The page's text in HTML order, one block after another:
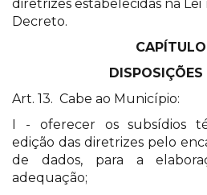
diretrizes estabelecidas na Lei
Decreto.
DISPOSIÇÕES
Art. 13. Cabe ao Município:
I - oferecer os subsídios
edição das diretrizes pelo
de dados, para a
adequação;